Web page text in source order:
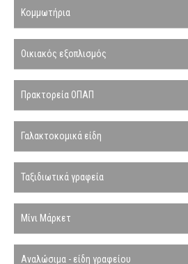
Κομμωτήρια
Οικιακός εξοπλισμός
Πρακτορεία ΟΠΑΠ
Γαλακτοκομικά είδη
Ταξιδιωτικά γραφεία
Μίνι Μάρκετ
Αναλώσιμα - είδη γραφείου